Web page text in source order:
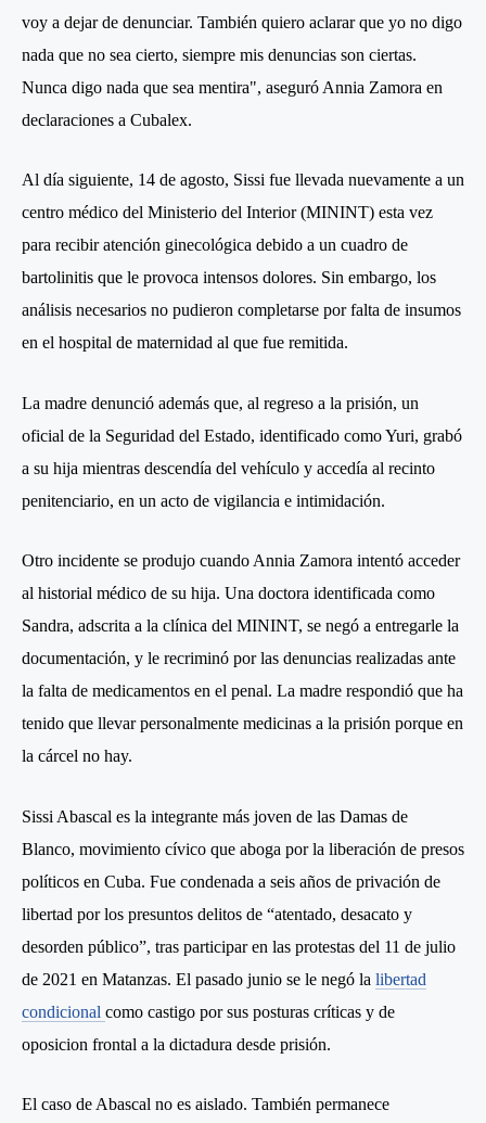
voy a dejar de denunciar. También quiero aclarar que yo no digo
nada que no sea cierto, siempre mis denuncias son ciertas.
Nunca digo nada que sea mentira", aseguró Annia Zamora en
declaraciones a Cubalex.
Al día siguiente, 14 de agosto, Sissi fue llevada nuevamente a un
centro médico del Ministerio del Interior (MININT) esta vez
para recibir atención ginecológica debido a un cuadro de
bartolinitis que le provoca intensos dolores. Sin embargo, los
análisis necesarios no pudieron completarse por falta de insumos
en el hospital de maternidad al que fue remitida.
La madre denunció además que, al regreso a la prisión, un
oficial de la Seguridad del Estado, identificado como Yuri, grabó
a su hija mientras descendía del vehículo y accedía al recinto
penitenciario, en un acto de vigilancia e intimidación.
Otro incidente se produjo cuando Annia Zamora intentó acceder
al historial médico de su hija. Una doctora identificada como
Sandra, adscrita a la clínica del MININT, se negó a entregarle la
documentación, y le recriminó por las denuncias realizadas ante
la falta de medicamentos en el penal. La madre respondió que ha
tenido que llevar personalmente medicinas a la prisión porque en
la cárcel no hay.
Sissi Abascal es la integrante más joven de las Damas de
Blanco, movimiento cívico que aboga por la liberación de presos
políticos en Cuba. Fue condenada a seis años de privación de
libertad por los presuntos delitos de “atentado, desacato y
desorden público”, tras participar en las protestas del 11 de julio
de 2021 en Matanzas. El pasado junio se le negó la libertad
condicional como castigo por sus posturas críticas y de
oposicion frontal a la dictadura desde prisión.
El caso de Abascal no es aislado. También permanece